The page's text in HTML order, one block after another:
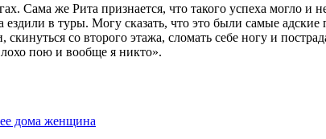
Сама же Рита признается, что такого успеха могло и
в туры. Могу сказать, что это были самые
со второго этажа, сломать себе ногу и
пою и вообще я никто».
дома женщина